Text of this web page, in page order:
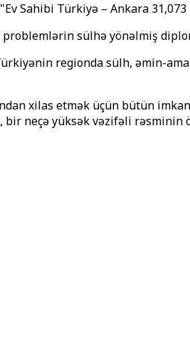
Sahibi Türkiyə – Ankara
sülhə yönəlmiş
regionda sülh, əmin-
xilas etmək üçün bütün
neçə yüksək vəzifəli